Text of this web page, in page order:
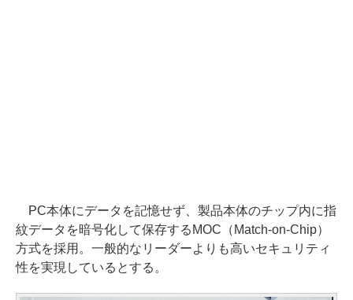
PC本体にデータを記憶せず、製品本体のチップ内に指
紋データを暗号化して保存するMOC（Match-on-Chip）
方式を採用。一般的なリーダーよりも高いセキュリティ
性を実現しているとする。